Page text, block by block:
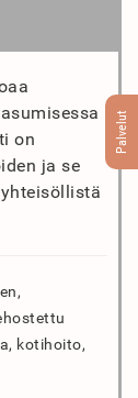
Palvelut
on
ja se
kotihoito,